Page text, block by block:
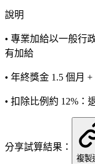
說明
• 專業加給以一般行
有加給
• 年終獎金 1.5 個月
• 扣除比例約 12%：
分享試算結果：
複製